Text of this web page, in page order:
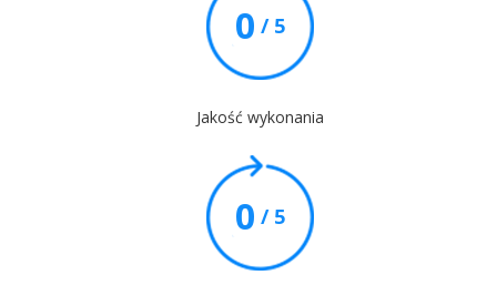
0 / 5
Jakość wykonania
0 / 5